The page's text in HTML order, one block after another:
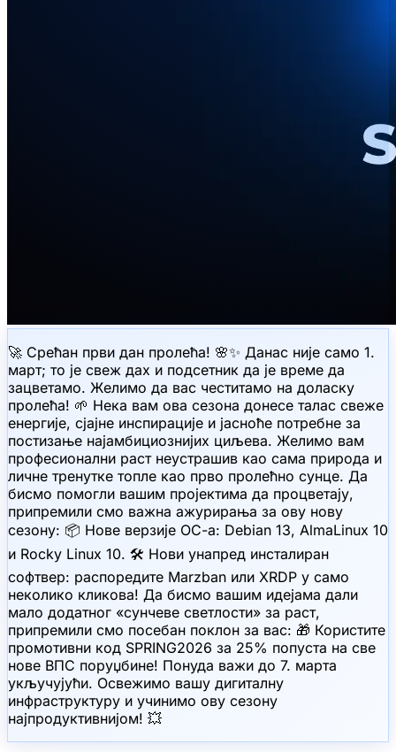
🚀 Срећан први дан пролећа! 🌸✨ Данас није само 1.
март; то је свеж дах и подсетник да је време да
зацветамо. Желимо да вас честитамо на доласку
пролећа! 🌱 Нека вам ова сезона донесе талас свеже
енергије, сјајне инспирације и јасноће потребне за
постизање најамбициознијих циљева. Желимо вам
професионални раст неустрашив као сама природа и
личне тренутке топле као прво пролећно сунце. Да
бисмо помогли вашим пројектима да процветају,
припремили смо важна ажурирања за ову нову
сезону: 📦 Нове верзије ОС-а: Debian 13, AlmaLinux 10
и Rocky Linux 10. 🛠 Нови унапред инсталиран
софтвер: распоредите Marzban или XRDP у само
неколико кликова! Да бисмо вашим идејама дали
мало додатног «сунчеве светлости» за раст,
припремили смо посебан поклон за вас: 🎁 Користите
промотивни код SPRING2026 за 25% попуста на све
нове ВПС поруџбине! Понуда важи до 7. марта
укључујући. Освежимо вашу дигиталну
инфраструктуру и учинимо ову сезону
најпродуктивнијом! 💥